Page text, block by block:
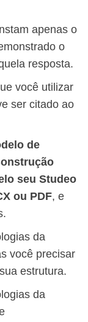
apenas o
o
resposta.
você utilizar
ser citado ao
de
seu Studeo
ou PDF, e
da
você precisar
estrutura.
da